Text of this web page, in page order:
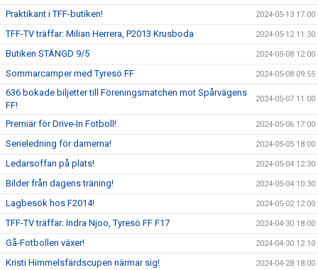
Praktikant i TFF-butiken! 2024-05-13 17:00
TFF-TV träffar: Milian Herrera, P2013 Krusboda 2024-05-12 11:30
Butiken STÄNGD 9/5 2024-05-08 12:00
Sommarcamper med Tyresö FF 2024-05-08 09:55
636 bokade biljetter till Föreningsmatchen mot Spårvägens
FF!
2024-05-07 11:00
Premiär för Drive-In Fotboll! 2024-05-06 17:00
Serieledning för damerna! 2024-05-05 18:00
Ledarsoffan på plats! 2024-05-04 12:30
Bilder från dagens träning! 2024-05-04 10:30
Lagbesök hos F2014! 2024-05-02 12:00
TFF-TV träffar: Indra Njoo, Tyresö FF F17 2024-04-30 18:00
Gå-Fotbollen växer! 2024-04-30 12:10
Kristi Himmelsfärdscupen närmar sig! 2024-04-28 18:00